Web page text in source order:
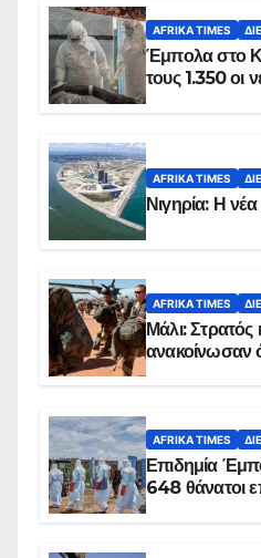
AFRIKA TIMES
Έμπολα στο
τους 1.350 οι
AFRIKA TIMES
Νιγηρία: Η
AFRIKA TIMES
Μάλι: Στρατός
ανακοίνωσαν
AFRIKA TIMES
Επιδημία
648 θάνατοι